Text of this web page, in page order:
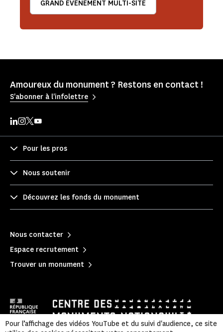
GRAND ÉVÉNEMENT MULTI-SITE
Amoureux du monument ? Restons en contact !
S'abonner à l'infolettre
Pour les pros
Nous soutenir
Découvrez les fonds du monument
Nous contacter
Espace recrutement
Trouver un monument
Pour l’affichage des vidéos YouTube et du suivi d'audience, ce site